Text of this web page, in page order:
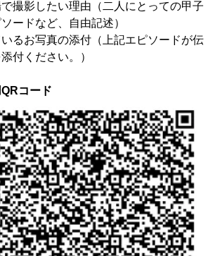
で撮影したい理由（二人にとっての甲子
ードなど、自由記述）
いるお写真の添付（上記エピソードが伝
付ください。）
コード